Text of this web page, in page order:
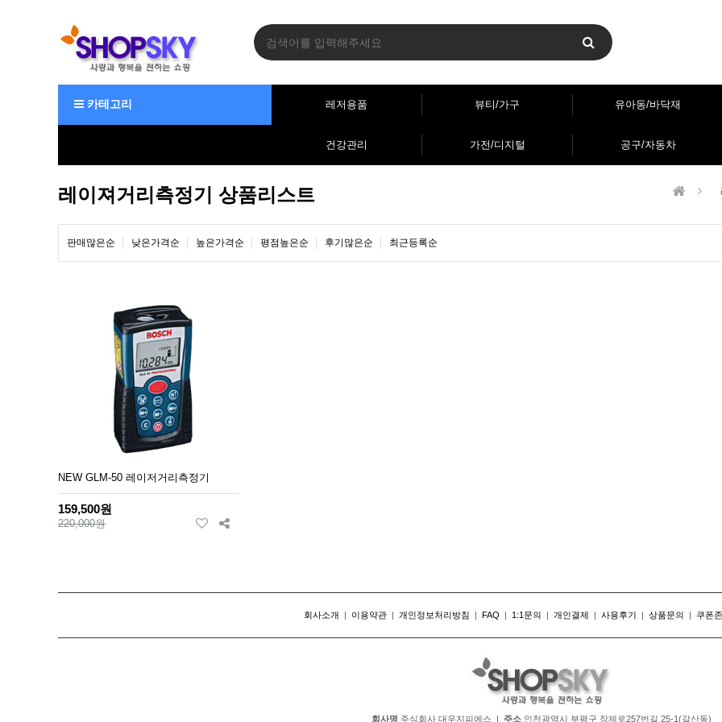
카테고리 레저용품 뷰티/가구 유아동/바닥재
건강관리 가전/디지털 공구/자동차
레이져거리측정기 상품리스트
판매많은순 낮은가격순 높은가격순 평점높은순 후기많은순 최근등록순
NEW GLM-50 레이저거리측정기
159,500원
220,000원
회사소개 | 이용약관 | 개인정보처리방침 | FAQ | 1:1문의 | 개인결제 | 사용후기 | 상품문의 | 쿠폰존
회사명 주식회사 대우지피에스 | 주소 인천광역시 부평구 장제로257번길 25-1(갈산동)